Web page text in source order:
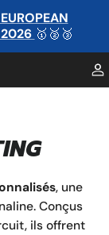
2026 🥇🥈🥉
, une
Conçus
ils offrent